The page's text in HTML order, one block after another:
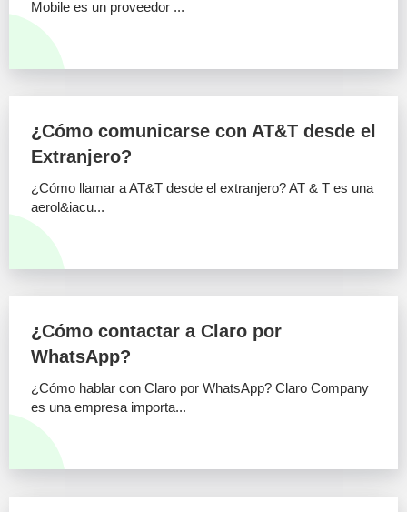
Mobile es un proveedor ...
¿Cómo comunicarse con AT&T desde el
Extranjero?
¿Cómo llamar a AT&T desde el extranjero? AT & T es una
aerol&iacu...
¿Cómo contactar a Claro por
WhatsApp?
¿Cómo hablar con Claro por WhatsApp? Claro Company
es una empresa importa...